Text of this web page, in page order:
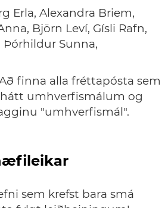
Erla, Alexandra Briem,
Björn Leví, Gísli Rafn,
Þórhildur Sunna,
finna alla fréttapósta sem
umhverfismálum og
"umhverfismál".
sem krefst bara smá